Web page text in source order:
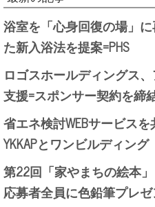
浴室を「心身回復の場」
た新入浴法を提案=PHS
ロゴスホールディングス
支援=スポンサー契約を締
省エネ検討WEBサービス
YKKAPとワンビルディング
第22回「家やまちの絵本
応募者全員に色鉛筆プレゼ